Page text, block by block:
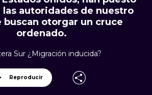
las autoridades de nuestro
buscan otorgar un cruce
ordenado.
Sur ¿Migración inducida?
Reproducir